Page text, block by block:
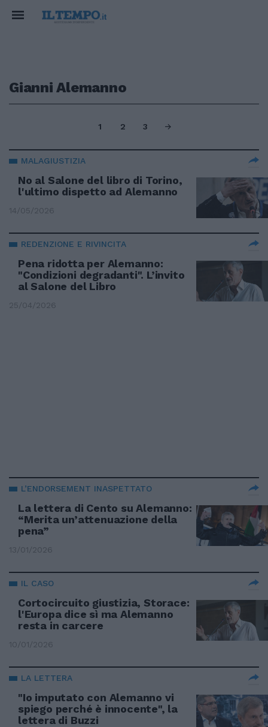
Gianni Alemanno
1 2 3
MALAGIUSTIZIA
No al Salone del libro di Torino,
l'ultimo dispetto ad Alemanno
14/05/2026
REDENZIONE E RIVINCITA
Pena ridotta per Alemanno:
"Condizioni degradanti". L’invito
al Salone del Libro
25/04/2026
L’ENDORSEMENT INASPETTATO
La lettera di Cento su Alemanno:
“Merita un’attenuazione della
pena”
13/01/2026
IL CASO
Cortocircuito giustizia, Storace:
l'Europa dice sì ma Alemanno
resta in carcere
10/01/2026
LA LETTERA
"Io imputato con Alemanno vi
spiego perché è innocente", la
lettera di Buzzi